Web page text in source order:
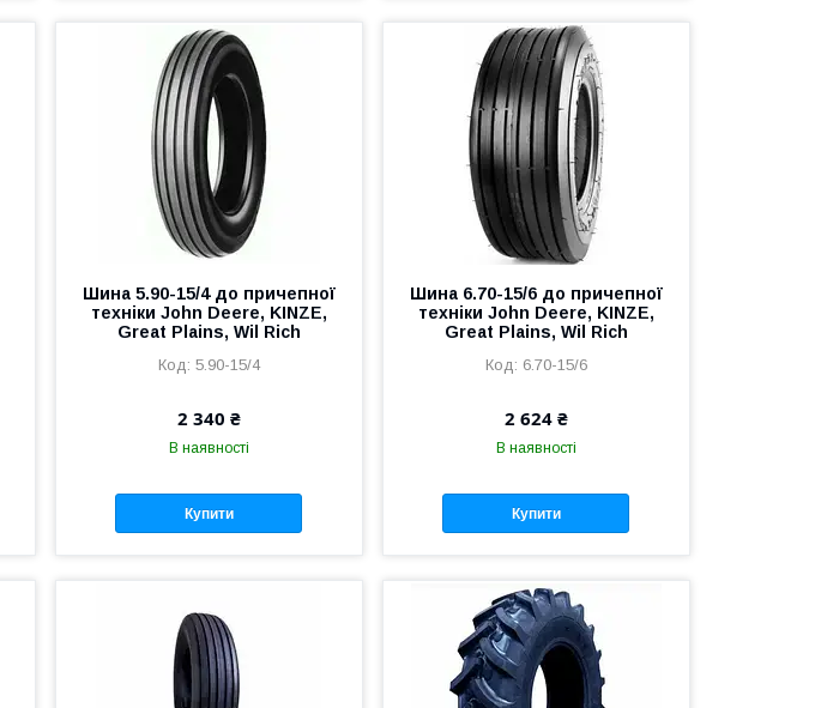
Шина 5.90-15/4 до причепної
техніки John Deere, KINZE,
Great Plains, Wil Rich
5.90-15/4
2 340 ₴
В наявності
Купити
Шина 6.70-15/6 до причепної
техніки John Deere, KINZE,
Great Plains, Wil Rich
6.70-15/6
2 624 ₴
В наявності
Купити